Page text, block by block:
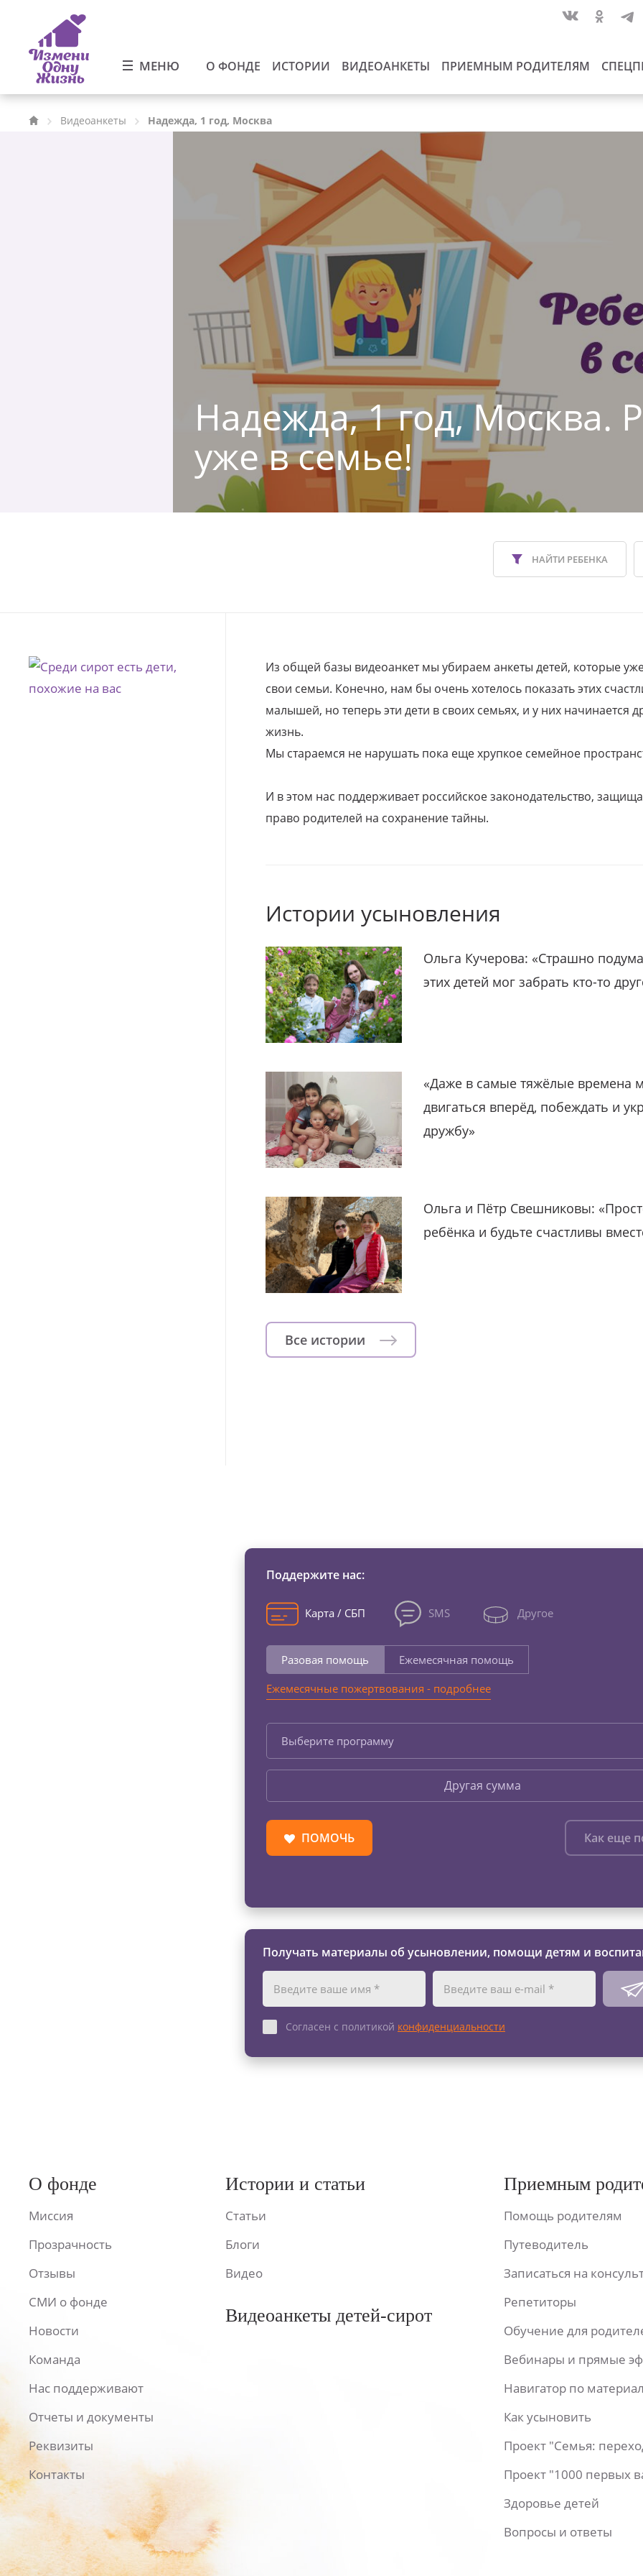
МЕНЮ О ФОНДЕ ИСТОРИИ ВИДЕОАНКЕТЫ ПРИЕМНЫМ РОДИТЕЛЯМ
Видеоанкеты Надежда, 1 год, Москва
Надежда, 1 год, Москва.
уже в семье!
НАЙТИ РЕБЕНКА
Из общей базы видеоанкет мы убираем анкеты детей, которые
свои семьи. Конечно, нам бы очень хотелось показать этих
малышей, но теперь эти дети в своих семьях, и у них начинается
жизнь.
Мы стараемся не нарушать пока еще хрупкое семейное
И в этом нас поддерживает российское законодательство,
право родителей на сохранение тайны.
Истории усыновления
Ольга Кучерова: «Страшно
этих детей мог забрать кто-то
«Даже в самые тяжёлые времена
двигаться вперёд, побеждать и
дружбу»
Ольга и Пётр Свешниковы:
ребёнка и будьте счастливы
Все истории
Поддержите нас:
Карта / СБП SMS Другое
Разовая помощь
Ежемесячная помощь
Ежемесячные пожертвования - подробнее
Выберите программу
Другая сумма
ПОМОЧЬ Как еще
Получать материалы об усыновлении, помощи детям и
Согласен с политикой конфиденциальности
О фонде
Миссия
Прозрачность
Отзывы
СМИ о фонде
Новости
Команда
Нас поддерживают
Отчеты и документы
Реквизиты
Контакты
Истории и статьи
Статьи
Блоги
Видео
Видеоанкеты детей-сирот
Приемным
Помощь родителям
Путеводитель
Записаться на
Репетиторы
Обучение для
Вебинары и прямые
Навигатор по
Как усыновить
Проект "Семья:
Проект "1000 первых
Здоровье детей
Вопросы и ответы